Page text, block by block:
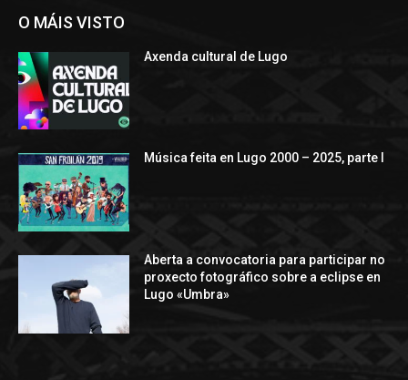
O MÁIS VISTO
Axenda cultural de Lugo
Música feita en Lugo 2000 – 2025, parte I
Aberta a convocatoria para participar no
proxecto fotográfico sobre a eclipse en
Lugo «Umbra»